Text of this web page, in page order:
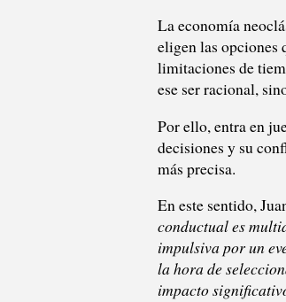
La economía
eligen las opciones
limitaciones de
ese ser racional,
Por ello, entra en
decisiones y su
más precisa.
En este sentido,
conductual es
impulsiva por un
la hora de
impacto